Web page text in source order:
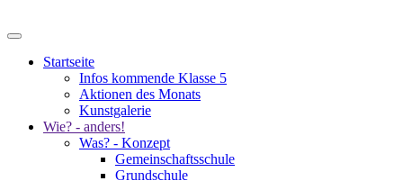
Startseite
Infos kommende Klasse 5
Aktionen des Monats
Kunstgalerie
Wie? - anders!
Was? - Konzept
Gemeinschaftsschule
Grundschule